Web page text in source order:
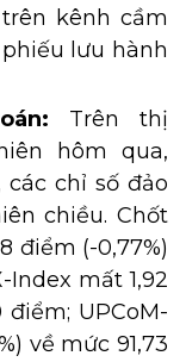
kênh cầm
lưu hành
Trên thị
hôm qua,
chỉ số đảo
chiều. Chốt
điểm (-0,77%)
Index mất 1,92
điểm; UPCoM-
về mức 91,73